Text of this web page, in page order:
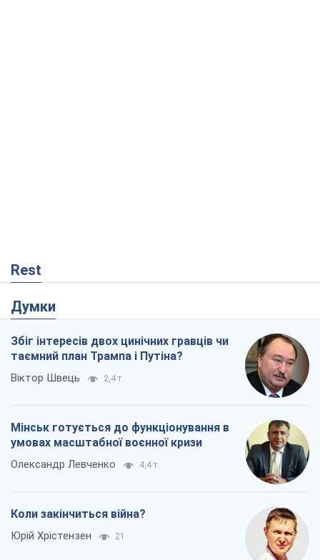
Rest
Думки
Збіг інтересів двох цинічних гравців чи
таємний план Трампа і Путіна?
Віктор Швець 2,4 т.
Мінськ готується до функціонування в
умовах масштабної воєнної кризи
Олександр Левченко 4,4 т.
Коли закінчиться війна?
Юрій Хрістензен 21